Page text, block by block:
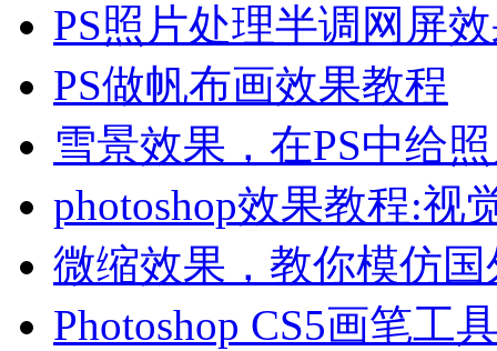
PS照片处理半调网屏
PS做帆布画效果教程
雪景效果，在PS中给
photoshop效果教程:视
微缩效果，教你模仿
Photoshop CS5画笔工